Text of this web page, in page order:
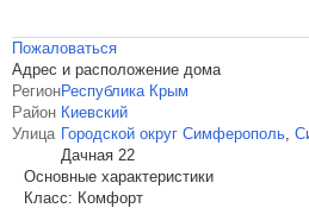
Пожаловаться
Адрес и расположение дома
РегионРеспублика Крым
Район Киевский
Улица Городской округ Симферополь,
Дачная 22
Основные характеристики
Класс: Комфорт